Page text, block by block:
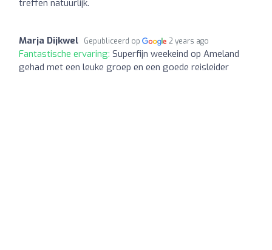
treffen natuurlijk.
Marja Dijkwel Gepubliceerd op 2 years ago
Fantastische ervaring: Superfijn weekeind op Ameland
gehad met een leuke groep en een goede reisleider